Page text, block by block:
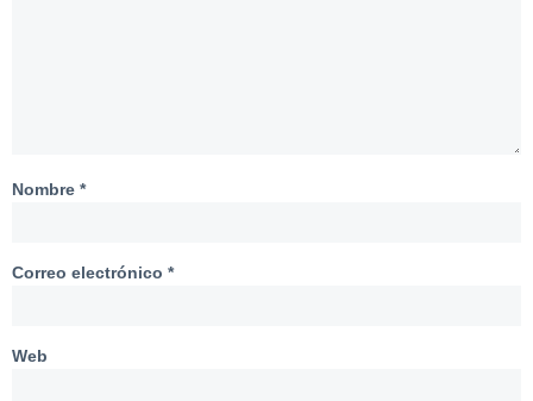
Nombre *
Correo electrónico *
Web